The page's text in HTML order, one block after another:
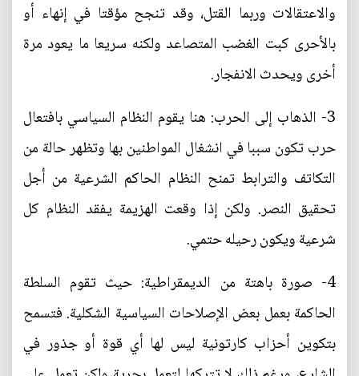
والاعتقالات وربما القتل، وقد تنجح مؤقتا في إنهاء أو
بالأحرى كبت الغضب المتصاعد ولكنه سريعا ما يعود مرة
أخرى ويحدث الانفجار.
3- الذهاب إلى الحرب: هنا يقوم النظام السياسي بافتعال
حرب تكون سببا في انشغال المواطنين بها وتظهر حالة من
التكاتف والترابط تمنح النظام الحاكم الشرعية من أجل
تحقيق النصر. ولكن إذا وقعت الهزيمة يفقد النظام كل
شرعية ويكون رحيله حتمي.
4- صورة باهتة من الديمقراطية: حيث تقوم السلطة
الحاكمة بعمل بعض الإصلاحات السياسية الشكلية. فتسمح
بتكوين أحزاب كارتونية ليس لها أي قوة أو جذور في